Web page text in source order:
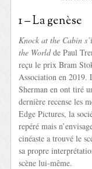
1 – La genèse
Knock at the Cabin s’
the Worldde Paul
reçu le prix Bram
Association en 2019.
Sherman en ont tiré
dernière recense les
Edge Pictures, la
repéré mais
cinéaste a trouvé le
sa propre
scène lui-même.